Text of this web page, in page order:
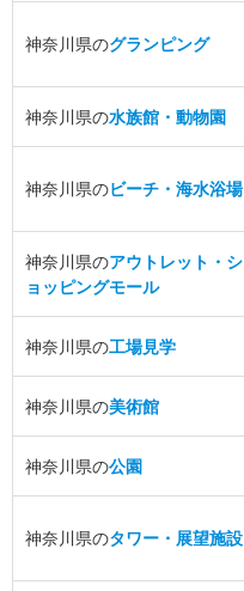
神奈川県のグランピング
神奈川県の水族館・動物園
神奈川県のビーチ・海水浴場
神奈川県のアウトレット・シ
ョッピングモール
神奈川県の工場見学
神奈川県の美術館
神奈川県の公園
神奈川県のタワー・展望施設